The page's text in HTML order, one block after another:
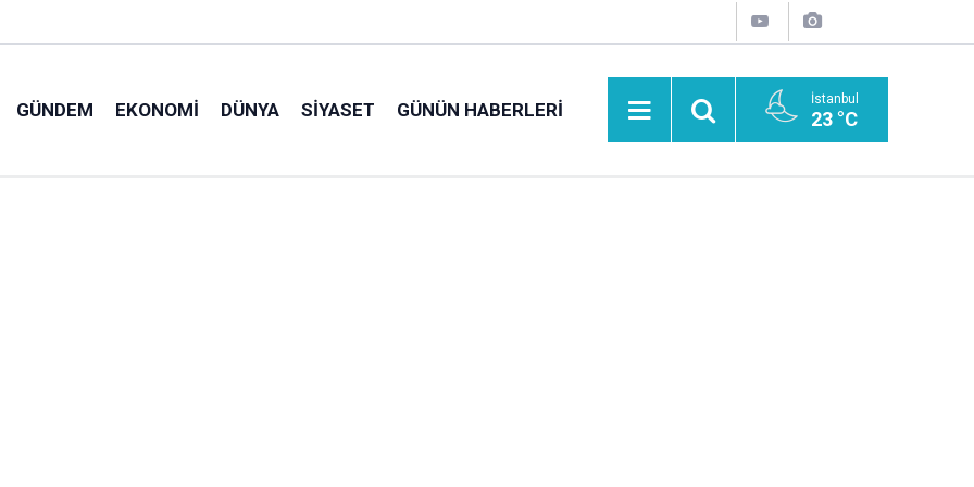
GÜNDEM EKONOMI DÜNYA SIYASET GÜNÜN HABERLERI İstanbul
23 °C